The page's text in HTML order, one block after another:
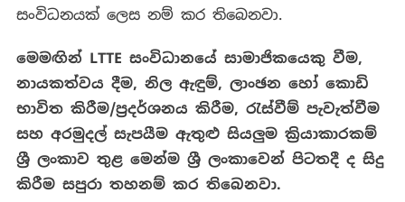
සංවිධනයක් ලෙස නම් කර තිබෙනවා.
මෙමඟින් LTTE සංවිධානයේ සාමාජිකයෙකු වීම,
නායකත්වය දීම, නිල ඇඳුම්, ලාංඡන හෝ කොඩි
භාවිත කිරීම/ප්‍රදර්ශනය කිරීම, රැස්වීම් පැවැත්වීම
සහ අරමුදල් සැපයීම ඇතුළු සියලුම ක්‍රියාකාරකම්
ශ්‍රී ලංකාව තුළ මෙන්ම ශ්‍රී ලංකාවෙන් පිටතදී ද සිදු
කිරීම සපුරා තහනම් කර තිබෙනවා.